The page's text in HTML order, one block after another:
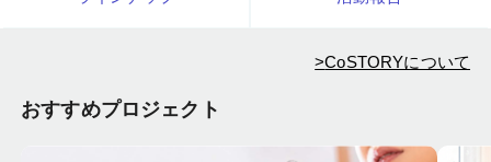
>CoSTORYについて
おすすめプロジェクト